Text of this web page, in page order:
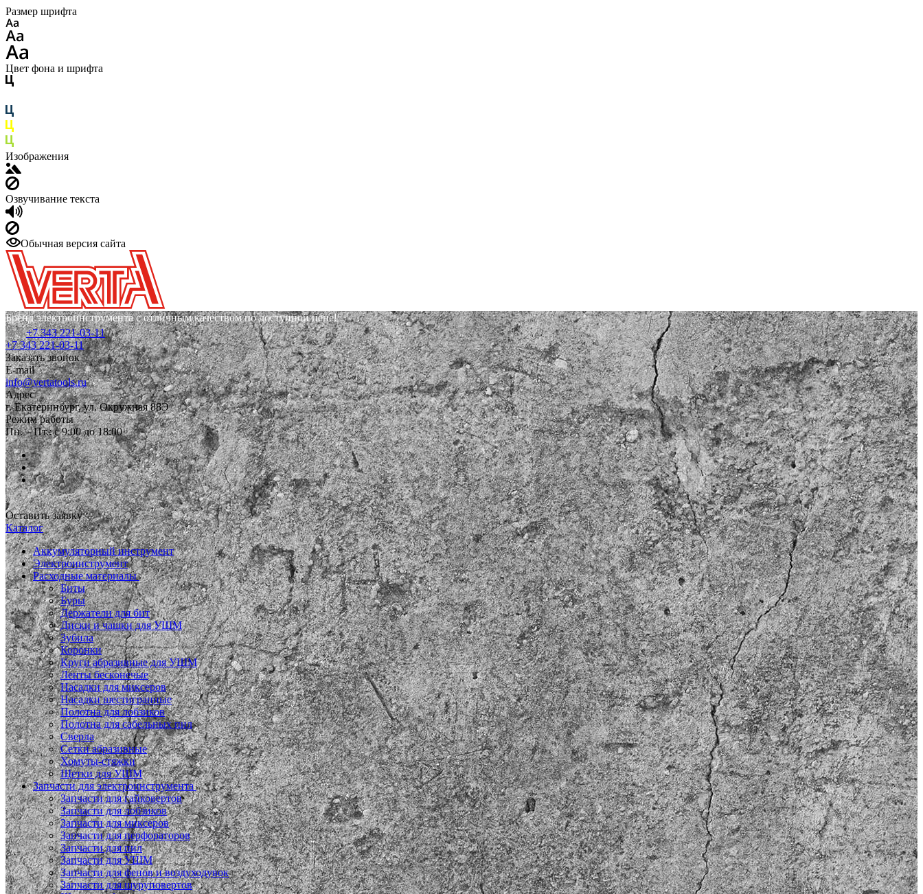
Размер шрифта
Цвет фона и шрифта
Изображения
Озвучивание текста
Обычная версия сайта
Бренд электроинструмента с отличным качеством по доступной цене!
+7 343 221-03-11
+7 343 221-03-11
Заказать звонок
E-mail
info@vertatools.ru
Адрес
г. Екатеринбург, ул. Окружная 88Э
Режим работы
Пн. – Пт.: с 9:00 до 18:00
Оставить заявку
Каталог
Аккумуляторный инструмент
Электроинструмент
Расходные материалы
Биты
Буры
Держатели для бит
Диски и чашки для УШМ
Зубила
Коронки
Круги абразивные для УШМ
Ленты бесконечые
Насадки для миксеров
Насадки шестигранные
Полотна для лобзиков
Полотна для сабельных пил
Сверла
Сетки абразивные
Хомуты-стяжки
Щетки для УШМ
Запчасти для электроинструмента
Запчасти для гайковертов
Запчасти для лобзиков
Запчасти для миксеров
Запчасти для перфораторов
Запчасти для пил
Запчасти для УШМ
Запчасти для фенов и воздуходувок
Запчасти для шуруповертов